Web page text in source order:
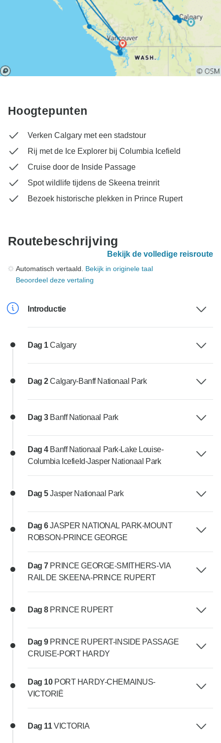
Hoogtepunten
Verken Calgary met een stadstour
Rij met de Ice Explorer bij Columbia Icefield
Cruise door de Inside Passage
Spot wildlife tijdens de Skeena treinrit
Bezoek historische plekken in Prince Rupert
Routebeschrijving
Bekijk de volledige reisroute
Automatisch vertaald. Bekijk in originele taal
Beoordeel deze vertaling
Introductie
Dag 1Calgary
Dag 2Calgary-Banff Nationaal Park
Dag 3 Banff Nationaal Park
Dag 4 Banff Nationaal Park-Lake Louise-
Columbia Icefield-Jasper Nationaal Park
Dag 5Jasper Nationaal Park
Dag 6JASPER NATIONAL PARK-MOUNT
ROBSON-PRINCE GEORGE
Dag 7 PRINCE GEORGE-SMITHERS-VIA
RAIL DE SKEENA-PRINCE RUPERT
Dag 8 PRINCE RUPERT
Dag 9 PRINCE RUPERT-INSIDE PASSAGE
CRUISE-PORT HARDY
Dag 10 PORT HARDY-CHEMAINUS-
VICTORIË
Dag 11VICTORIA